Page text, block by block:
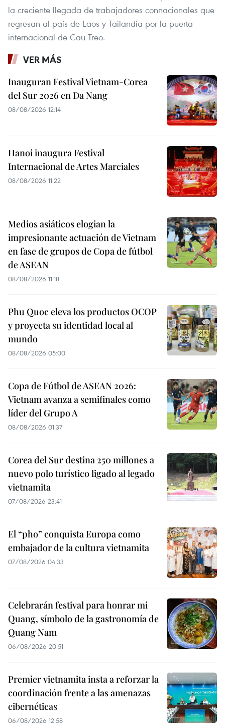
la creciente llegada de trabajadores connacionales que
regresan al país de Laos y Tailandia por la puerta
internacional de Cau Treo.
VER MÁS
Inauguran Festival Vietnam-Corea
del Sur 2026 en Da Nang
08/08/2026 12:14
Hanoi inaugura Festival
Internacional de Artes Marciales
08/08/2026 11:22
Medios asiáticos elogian la
impresionante actuación de Vietnam
en fase de grupos de Copa de fútbol
de ASEAN
08/08/2026 11:18
Phu Quoc eleva los productos OCOP
y proyecta su identidad local al
mundo
08/08/2026 05:00
Copa de Fútbol de ASEAN 2026:
Vietnam avanza a semifinales como
líder del Grupo A
08/08/2026 01:37
Corea del Sur destina 250 millones a
nuevo polo turístico ligado al legado
vietnamita
07/08/2026 23:41
El “pho” conquista Europa como
embajador de la cultura vietnamita
07/08/2026 04:33
Celebrarán festival para honrar mi
Quang, símbolo de la gastronomía de
Quang Nam
06/08/2026 20:51
Premier vietnamita insta a reforzar la
coordinación frente a las amenazas
cibernéticas
06/08/2026 12:58